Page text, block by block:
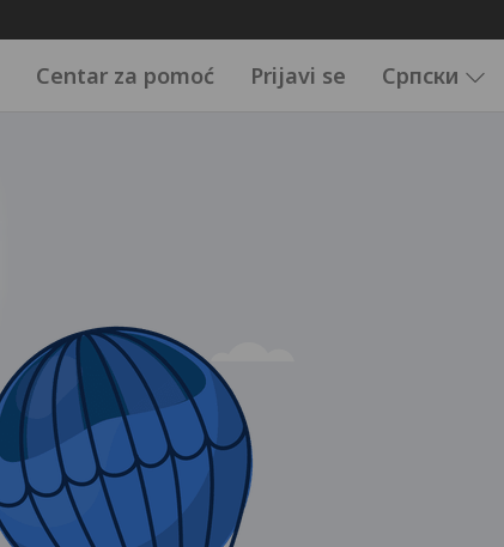
Centar za pomoć Prijavi se Српски